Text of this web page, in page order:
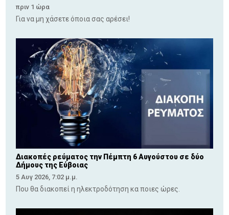
πριν 1 ώρα
Για να μη χάσετε όποια σας αρέσει!
Διακοπές ρεύματος την Πέμπτη 6 Αυγούστου σε δύο
Δήμους της Εύβοιας
5 Αυγ 2026, 7:02 μ.μ.
Που θα διακοπεί η ηλεκτροδότηση κα ποιες ώρες.